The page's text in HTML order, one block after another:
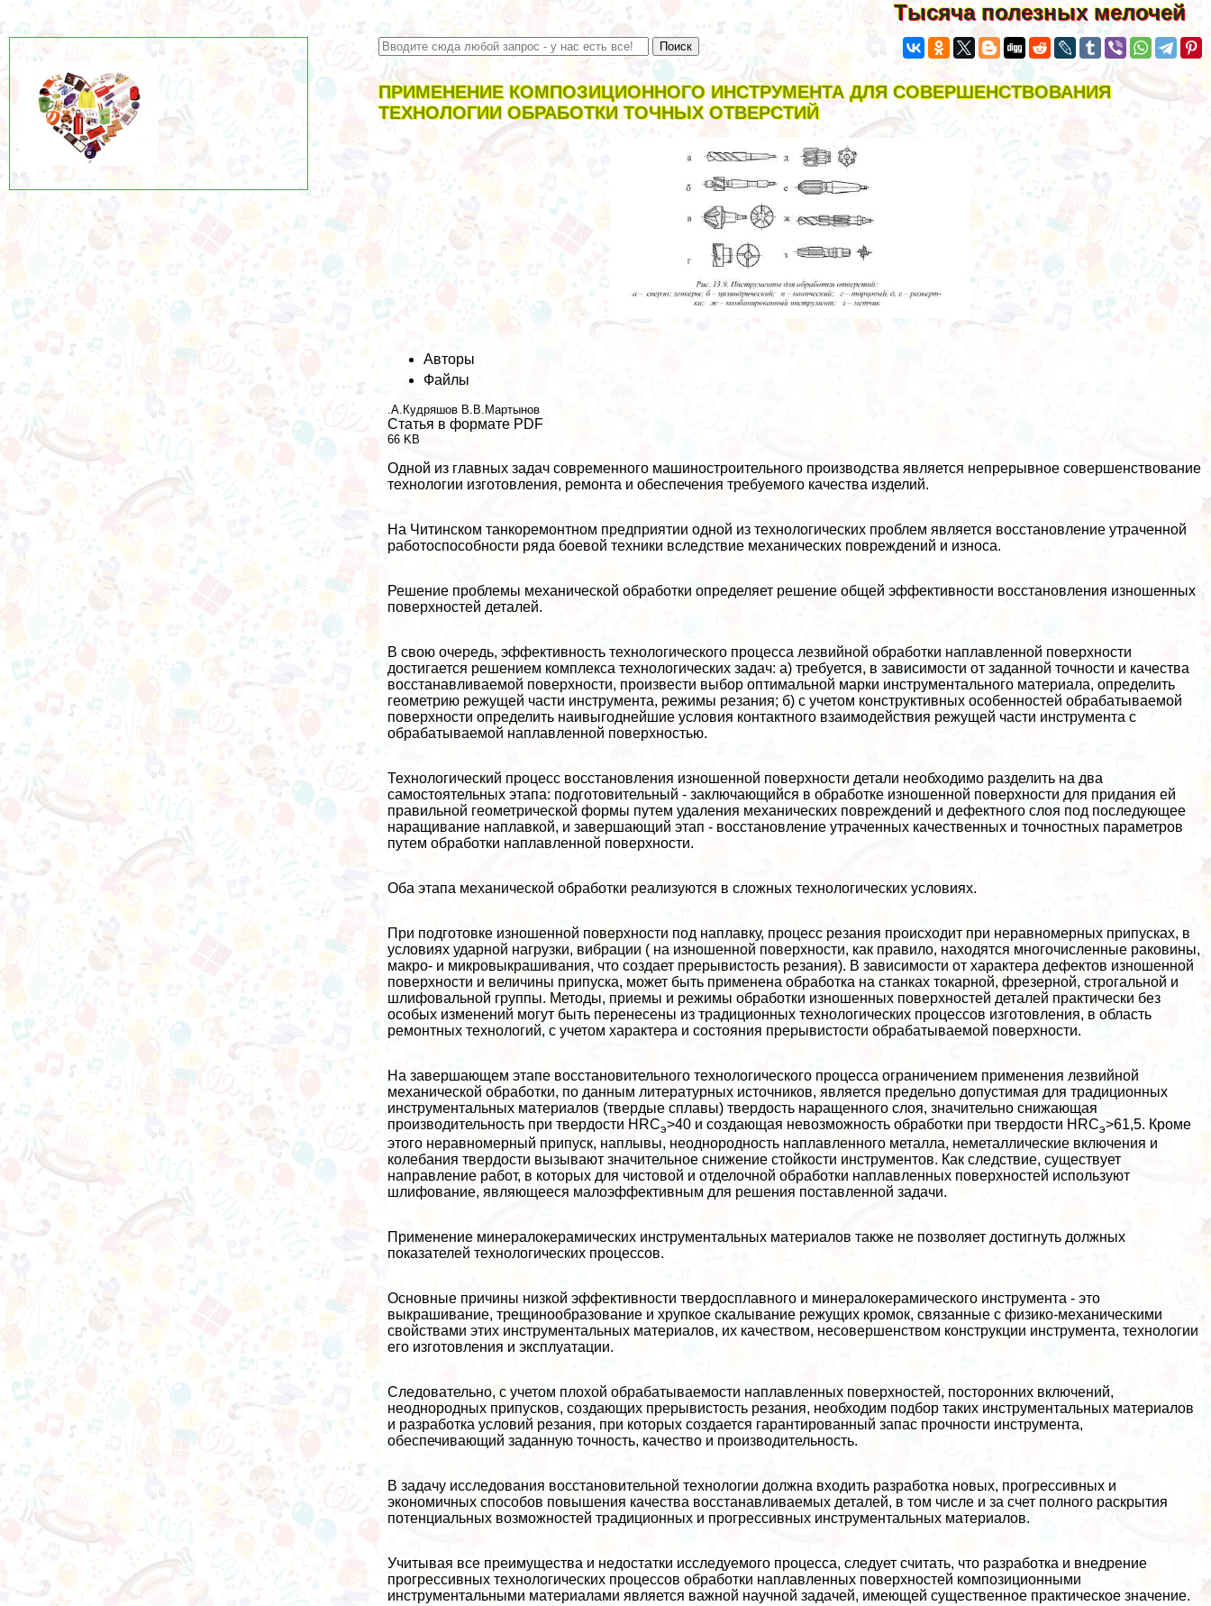
Тысяча полезных мелочей
ПРИМЕНЕНИЕ КОМПОЗИЦИОННОГО ИНСТРУМЕНТА ДЛЯ СОВЕРШЕНСТВОВАНИЯ
ТЕХНОЛОГИИ ОБРАБОТКИ ТОЧНЫХ ОТВЕРСТИЙ
Авторы
Файлы
.А.Кудряшов В.В.Мартынов
Статья в формате PDF
66 KB
Одной из главных задач современного машиностроительного производства является непрерывное совершенствование
технологии изготовления, ремонта и обеспечения требуемого качества изделий.
На Читинском танкоремонтном предприятии одной из технологических проблем является восстановление утраченной
работоспособности ряда боевой техники вследствие механических повреждений и износа.
Решение проблемы механической обработки определяет решение общей эффективности восстановления изношенных
поверхностей деталей.
В свою очередь, эффективность технологического процесса лезвийной обработки наплавленной поверхности
достигается решением комплекса технологических задач: а) требуется, в зависимости от заданной точности и качества
восстанавливаемой поверхности, произвести выбор оптимальной марки инструментального материала, определить
геометрию режущей части инструмента, режимы резания; б) с учетом конструктивных особенностей обpaбатываемой
поверхности определить наивыгоднейшие условия контактного взаимодействия режущей части инструмента с
обpaбатываемой наплавленной поверхностью.
Технологический процесс восстановления изношенной поверхности детали необходимо разделить на два
самостоятельных этапа: подготовительный - заключающийся в обработке изношенной поверхности для придания ей
правильной геометрической формы путем удаления механических повреждений и дефектного слоя под последующее
наращивание наплавкой, и завершающий этап - восстановление утраченных качественных и точностных параметров
путем обработки наплавленной поверхности.
Оба этапа механической обработки реализуются в сложных технологических условиях.
При подготовке изношенной поверхности под наплавку, процесс резания происходит при неравномерных припусках, в
условиях ударной нагрузки, вибрации ( на изношенной поверхности, как правило, находятся многочисленные paковины,
макро- и микровыкрашивания, что создает прерывистость резания). В зависимости от хаpaктера дефектов изношенной
поверхности и величины припуска, может быть применена обработка на станках токарной, фрезерной, строгальной и
шлифовальной группы. Методы, приемы и режимы обработки изношенных поверхностей деталей пpaктически без
особых изменений могут быть перенесены из традиционных технологических процессов изготовления, в область
ремонтных технологий, с учетом хаpaктера и состояния прерывистости обpaбатываемой поверхности.
На завершающем этапе восстановительного технологического процесса ограничением применения лезвийной
механической обработки, по данным литературных источников, является предельно допустимая для традиционных
инструментальных материалов (твердые сплавы) твердость наращенного слоя, значительно снижающая
производительность при твердости HRCэ>40 и создающая невозможность обработки при твердости HRCэ>61,5. Кроме
этого неравномерный припуск, наплывы, неоднородность наплавленного металла, неметаллические включения и
колебания твердости вызывают значительное снижение стойкости инструментов. Как следствие, существует
направление работ, в которых для чистовой и отделочной обработки наплавленных поверхностей используют
шлифование, являющееся малоэффективным для решения поставленной задачи.
Применение минералокерамических инструментальных материалов также не позволяет достигнуть должных
показателей технологических процессов.
Основные причины низкой эффективности твердосплавного и минералокерамического инструмента - это
выкрашивание, трещинообразование и хрупкое скалывание режущих кромок, связанные с физико-механическими
свойствами этих инструментальных материалов, их качеством, несовершенством конструкции инструмента, технологии
его изготовления и эксплуатации.
Следовательно, с учетом плохой обpaбатываемости наплавленных поверхностей, посторонних включений,
неоднородных припусков, создающих прерывистость резания, необходим подбор таких инструментальных материалов
и разработка условий резания, при которых создается гарантированный запас прочности инструмента,
обеспечивающий заданную точность, качество и производительность.
В задачу исследования восстановительной технологии должна входить разработка новых, прогрессивных и
экономичных способов повышения качества восстанавливаемых деталей, в том числе и за счет полного раскрытия
потенциальных возможностей традиционных и прогрессивных инструментальных материалов.
Учитывая все преимущества и недостатки исследуемого процесса, следует считать, что разработка и внедрение
прогрессивных технологических процессов обработки наплавленных поверхностей композиционными
инструментальными материалами является важной научной задачей, имеющей существенное пpaктическое значение.